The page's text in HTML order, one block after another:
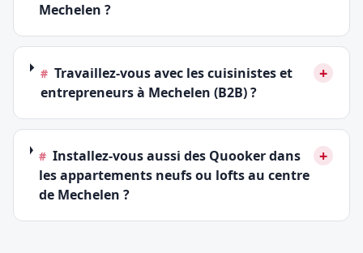
Mechelen ?
# Travaillez-vous avec les cuisinistes et
entrepreneurs à Mechelen (B2B) ?
+
# Installez-vous aussi des Quooker dans
les appartements neufs ou lofts au centre
de Mechelen ?
+